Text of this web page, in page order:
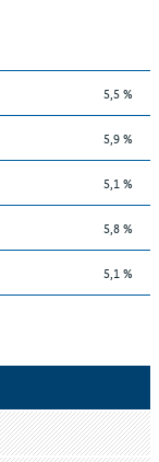
5,5 %
5,9 %
5,1 %
5,8 %
5,1 %